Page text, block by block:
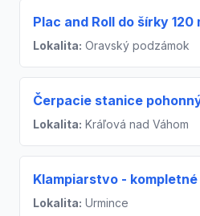
Plac and Roll do šírky 120
Lokalita: Oravský podzámok
Čerpacie stanice
Lokalita: Kráľová nad Váhom
Klampiarstvo -
Lokalita: Urmince